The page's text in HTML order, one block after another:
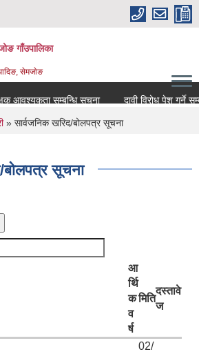
गाँउपालिका
सेमजाेङ
सम्बन्धि सूचना
दावी विरोध पेश गर्ने सम्बन्धी
» सार्वजनिक खरिद/बोलपत्र सूचना
बोलपत्र सूचना
आ
र्थि
क
व
र्ष
मिति
दस्तावे
ज
02/